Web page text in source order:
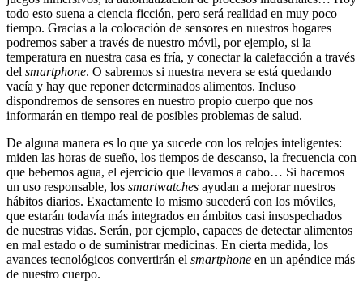
todo esto suena a ciencia ficción, pero será realidad en muy poco
tiempo. Gracias a la colocación de sensores en nuestros hogares
podremos saber a través de nuestro móvil, por ejemplo, si la
temperatura en nuestra casa es fría, y conectar la calefacción a través
del smartphone. O sabremos si nuestra nevera se está quedando
vacía y hay que reponer determinados alimentos. Incluso
dispondremos de sensores en nuestro propio cuerpo que nos
informarán en tiempo real de posibles problemas de salud.
De alguna manera es lo que ya sucede con los relojes inteligentes:
miden las horas de sueño, los tiempos de descanso, la frecuencia con
que bebemos agua, el ejercicio que llevamos a cabo… Si hacemos
un uso responsable, los smartwatches ayudan a mejorar nuestros
hábitos diarios. Exactamente lo mismo sucederá con los móviles,
que estarán todavía más integrados en ámbitos casi insospechados
de nuestras vidas. Serán, por ejemplo, capaces de detectar alimentos
en mal estado o de suministrar medicinas. En cierta medida, los
avances tecnológicos convertirán el smartphone en un apéndice más
de nuestro cuerpo.